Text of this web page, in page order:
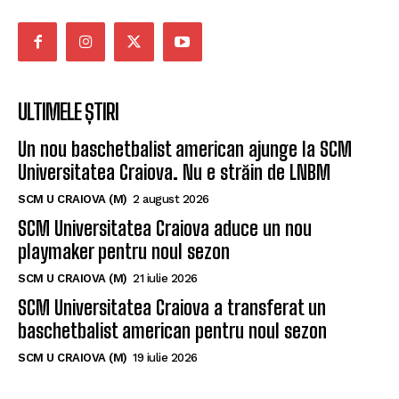
ULTIMELE ȘTIRI
Un nou baschetbalist american ajunge la SCM
Universitatea Craiova. Nu e străin de LNBM
SCM U CRAIOVA (M) 2 august 2026
SCM Universitatea Craiova aduce un nou
playmaker pentru noul sezon
SCM U CRAIOVA (M) 21 iulie 2026
SCM Universitatea Craiova a transferat un
baschetbalist american pentru noul sezon
SCM U CRAIOVA (M) 19 iulie 2026